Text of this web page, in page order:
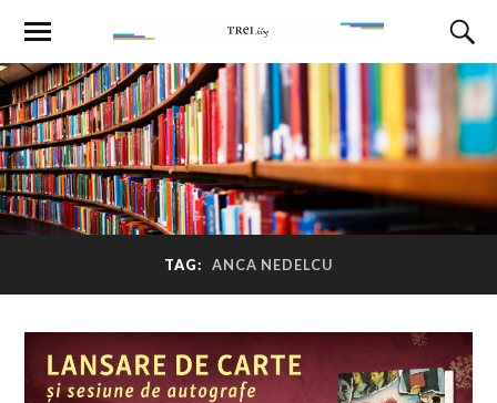
TAG: ANCA NEDELCU